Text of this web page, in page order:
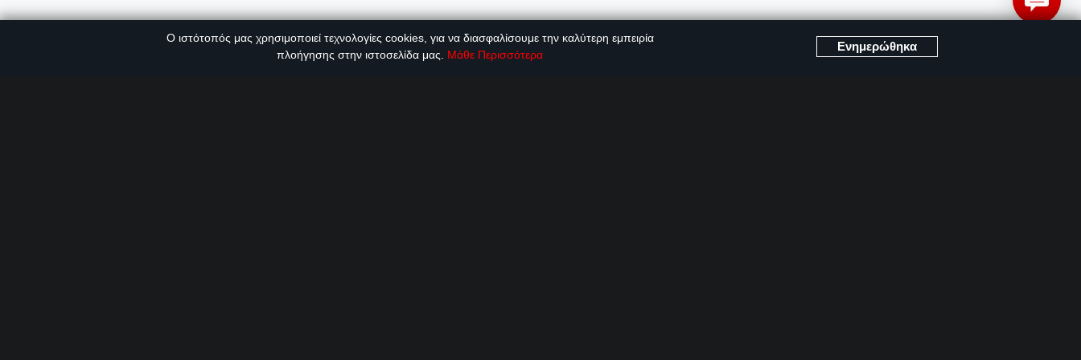
FAQ
Βρείτε συνεργάτη
©2002 - 2026 All Rights Reserved - WebSOFT group of companies
Όροι Χρήσης
Ο ιστότοπός μας χρησιμοποιεί τεχνολογίες cookies, για να διασφαλίσουμε την καλύτερη εμπειρία
πλοήγησης στην ιστοσελίδα μας. Μάθε Περισσότερα
Ενημερώθηκα